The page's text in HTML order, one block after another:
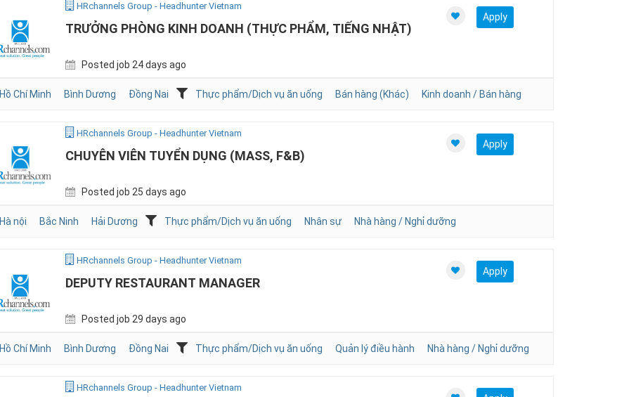
HRchannels Group - Headhunter Vietnam
TRƯỞNG PHÒNG KINH DOANH (THỰC PHẨM, TIẾNG NHẬT)
Posted job 24 days ago
Apply
Hồ Chí Minh Bình Dương Đồng Nai Thực phẩm/Dịch vụ ăn uống Bán hàng (Khác) Kinh doanh / Bán hàng
HRchannels Group - Headhunter Vietnam
CHUYÊN VIÊN TUYỂN DỤNG (MASS, F&B)
Posted job 25 days ago
Apply
Hà nội Bắc Ninh Hải Dương Thực phẩm/Dịch vụ ăn uống Nhân sự Nhà hàng / Nghỉ dưỡng
HRchannels Group - Headhunter Vietnam
DEPUTY RESTAURANT MANAGER
Posted job 29 days ago
Apply
Hồ Chí Minh Bình Dương Đồng Nai Thực phẩm/Dịch vụ ăn uống Quản lý điều hành Nhà hàng / Nghỉ dưỡng
HRchannels Group - Headhunter Vietnam